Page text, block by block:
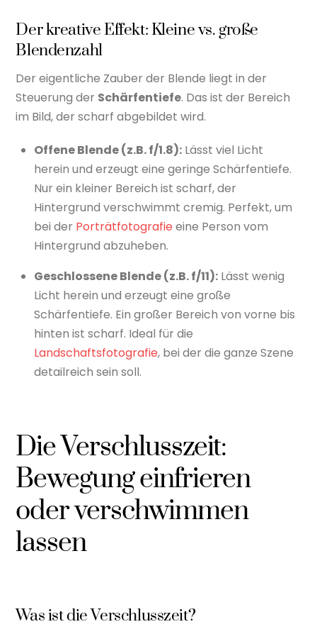
Der kreative Effekt: Kleine vs. große
Blendenzahl
Der eigentliche Zauber der Blende liegt in der
Steuerung der Schärfentiefe. Das ist der Bereich
im Bild, der scharf abgebildet wird.
Offene Blende (z.B. f/1.8): Lässt viel Licht
herein und erzeugt eine geringe Schärfentiefe.
Nur ein kleiner Bereich ist scharf, der
Hintergrund verschwimmt cremig. Perfekt, um
bei der Porträtfotografie eine Person vom
Hintergrund abzuheben.
Geschlossene Blende (z.B. f/11): Lässt wenig
Licht herein und erzeugt eine große
Schärfentiefe. Ein großer Bereich von vorne bis
hinten ist scharf. Ideal für die
Landschaftsfotografie, bei der die ganze Szene
detailreich sein soll.
Die Verschlusszeit:
Bewegung einfrieren
oder verschwimmen
lassen
Was ist die Verschlusszeit?